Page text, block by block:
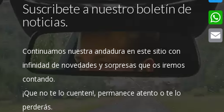
Suscribete a nuestro boletín de
noticias.
Continuamos nuestra andadura en este sitio con
infinidad de novedades y sorpresas que os iremos
contando.
¡Que no te lo cuenten!, permanece atento o te lo
perderás.